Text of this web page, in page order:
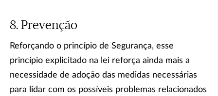
Prevenção
Reforçando o princípio de Segurança, esse
princípio explicitado na lei reforça ainda mais a
necessidade de adoção das medidas necessárias
para lidar com os possíveis problemas relacionados